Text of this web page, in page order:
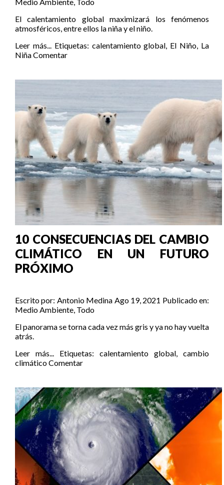
El calentamiento global maximizará los fenómenos
atmosféricos, entre ellos la niña y el niño.
Leer más... Etiquetas: calentamiento global, El Niño, La
NiñaComentar
10 CONSECUENCIAS DEL CAMBIO
CLIMÁTICO EN UN FUTURO
PRÓXIMO
Escrito por: Antonio Medina Ago 19, 2021 Publicado en:
Medio Ambiente, Todo
El panorama se torna cada vez más gris y ya no hay vuelta
atrás.
Leer más...
Etiquetas: calentamiento global, cambio
climáticoComentar